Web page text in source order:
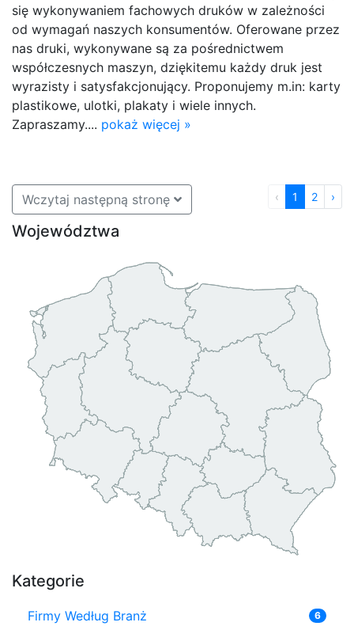
się wykonywaniem fachowych druków w zależności
od wymagań naszych konsumentów. Oferowane przez
nas druki, wykonywane są za pośrednictwem
współczesnych maszyn, dziękitemu każdy druk jest
wyrazisty i satysfakcjonujący. Proponujemy m.in: karty
plastikowe, ulotki, plakaty i wiele innych.
Zapraszamy.... pokaż więcej »
Wczytaj następną stronę ‹ 1 2 ›
Województwa
Kategorie
Firmy Według Branż 6